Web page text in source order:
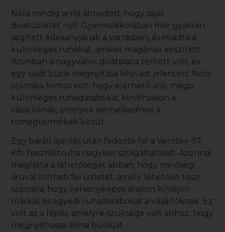
Nóra mindig arról álmodott, hogy saját
divatüzletet nyit. Gyermekkorában már gyakran
segített édesanyjának a varrásban, és imádta a
különleges ruhákat, amiket magának készített.
Azonban a nagyváros divatpiaca telített volt, és
egy saját butik megnyitása kihívást jelentett. Nóra
számára fontos volt, hogy elérhető árú, mégis
különleges ruhadarabokat kínálhasson a
vásárlóinak, amelyek kiemelkednek a
tömegtermékek közül.
Egy baráti ajánlás után fedezte fel aVerotex-97
Kft. használtruha nagyker szolgáltatásait. Azonnal
meglátta a lehetőséget abban, hogy minőségi
áruval töltheti fel üzletét, amely lehetővé teszi
számára, hogy versenyképes árakon kínáljon
márkás és egyedi ruhadarabokat a vásárlóknak. Ez
volt az a lépés, amelyre szüksége volt ahhoz, hogy
megnyithassa álmai butikját.